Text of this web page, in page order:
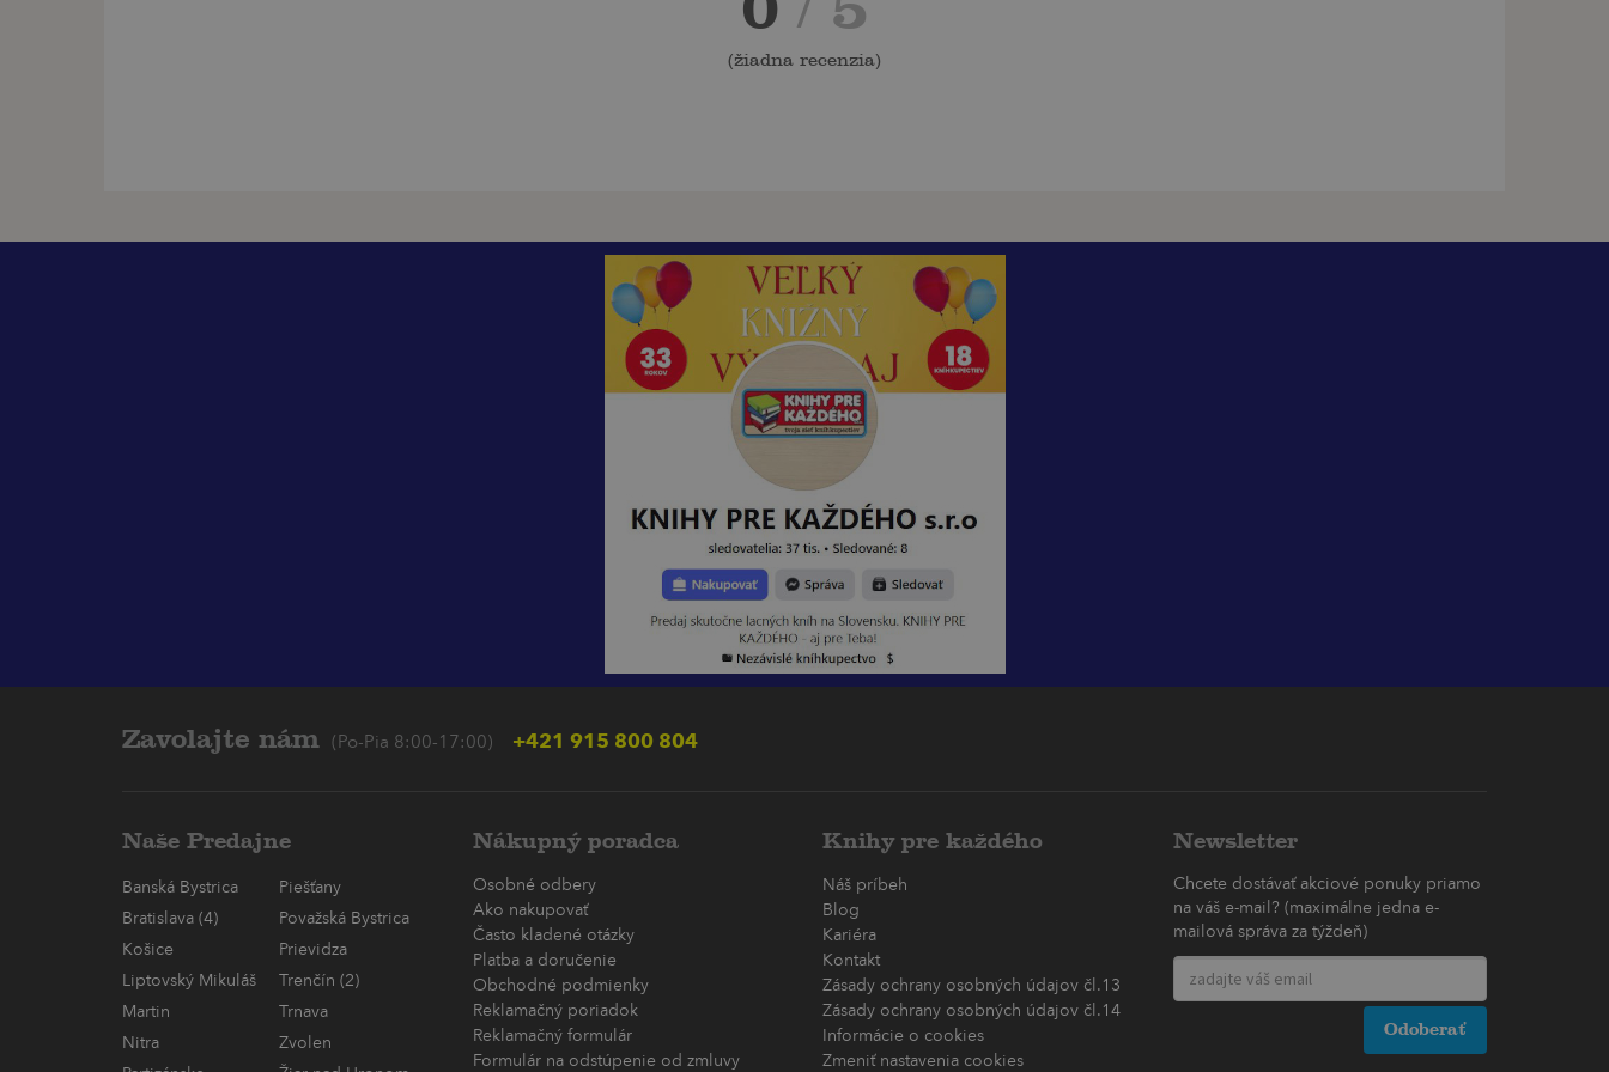
(žiadna recenzia)
Zavolajte nám (Po-Pia 8:00-17:00) +421 915 800 804
Naše Predajne
Banská Bystrica
Piešťany
Bratislava (4)
Považská Bystrica
Košice
Prievidza
Liptovský Mikuláš
Trenčín (2)
Martin
Trnava
Nitra
Zvolen
Nákupný poradca
Osobné odbery
Ako nakupovať
Často kladené otázky
Platba a doručenie
Obchodné podmienky
Reklamačný poriadok
Reklamačný formulár
Formulár na odstúpenie od zmluvy
Knihy pre každého
Náš príbeh
Blog
Kariéra
Kontakt
Zásady ochrany osobných údajov čl.13
Zásady ochrany osobných údajov čl.14
Informácie o cookies
Zmeniť nastavenia cookies
Newsletter
Chcete dostávať akciové ponuky priamo
na váš e-mail? (maximálne jedna e-
mailová správa za týždeň)
Odoberať